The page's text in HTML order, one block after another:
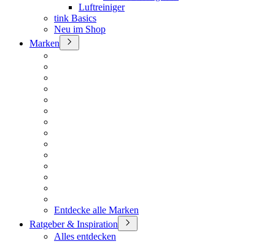
Luftreiniger
tink Basics
Neu im Shop
Marken
Entdecke alle Marken
Ratgeber & Inspiration
Alles entdecken